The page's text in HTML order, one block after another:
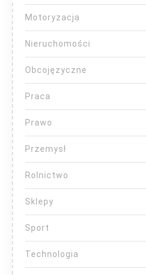
Motoryzacja
Nieruchomości
Obcojęzyczne
Praca
Prawo
Przemysł
Rolnictwo
Sklepy
Sport
Technologia